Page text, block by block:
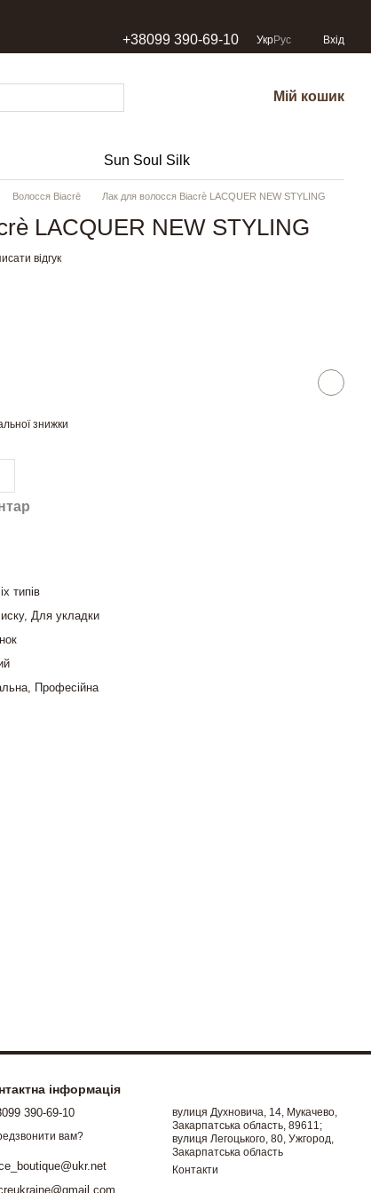
+38099 390-69-10 УкрРус Вхід
Мій кошик
Sun Soul Silk
Волосся Biacrē Лак для волосся Biacrè LACQUER NEW STYLING
LACQUER NEW STYLING
відгук
знижки
типів
Для укладки
Професійна
інформація
390-69-10
вам?
вулиця Духновича, 14, Мукачево,
Закарпатська область, 89611;
вулиця Легоцького, 80, Ужгород,
Закарпатська область
Контакти